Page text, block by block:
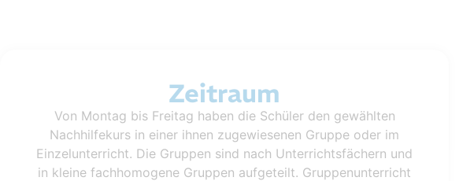
Zeitraum
Von Montag bis Freitag haben die Schüler den gewählten
Nachhilfekurs in einer ihnen zugewiesenen Gruppe oder im
Einzelunterricht. Die Gruppen sind nach Unterrichtsfächern und
in kleine fachhomogene Gruppen aufgeteilt. Gruppenunterricht